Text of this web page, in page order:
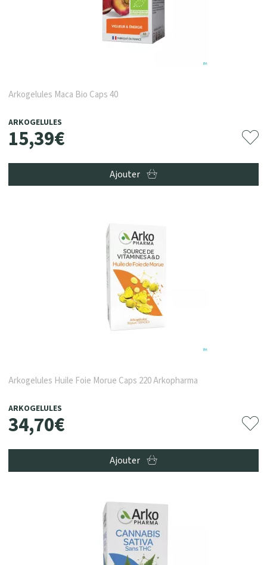
Arkogelules Maca Bio Caps 40
ARKOGELULES
15,39€
Ajouter
Arkogelules Huile Foie Morue Caps 220 Arkopharma
ARKOGELULES
34,70€
Ajouter